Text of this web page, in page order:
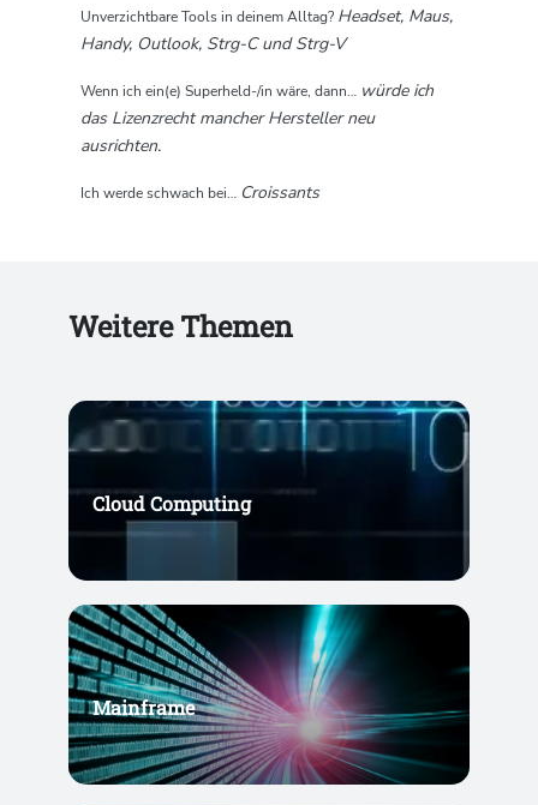
Unverzichtbare Tools in deinem Alltag? Headset, Maus,
Handy, Outlook, Strg-C und Strg-V
Wenn ich ein(e) Superheld-/in wäre, dann… würde ich
das Lizenzrecht mancher Hersteller neu
ausrichten.
Ich werde schwach bei… Croissants
Weitere Themen
Cloud Computing
Mainframe